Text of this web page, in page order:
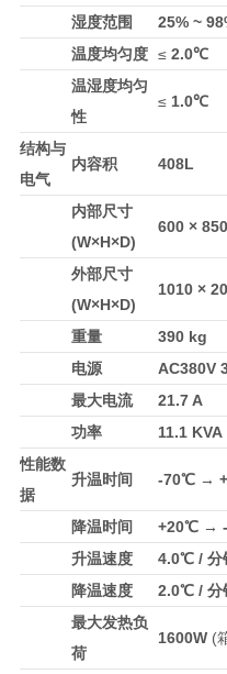
湿度范围
25% ~
温度均匀度 ≤ 2.0℃
温湿度均匀
性
≤ 1.0℃
结构与
电气
内容积 408L
内部尺寸
(W×H×D)
600 ×
外部尺寸
(W×H×D)
1010 ×
重量
390 kg
电源
AC380V
最大电流
21.7 A
功率
11.1 KVA
性能数
据
升温时间 -70℃ →
降温时间
+20℃ → -
升温速度
4.0℃ / 分
降温速度
2.0℃ / 分
最大发热负
荷
1600W(